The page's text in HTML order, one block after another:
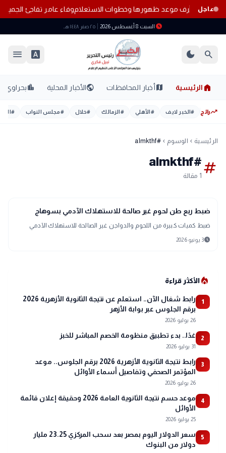
عاجل وفاء عامر تفاجئ
schedule السبت 8 أغسطس 2026 ٢٥ صفر ١٤٤٨ هـ
search
dark_mode
font_download
menu
home الرئيسية mapأخبار المحافظات publicالأخبار المحلية location_cityبحراوي
trending_upرائج #الخبر لايف #الأهلي #الزمالك #خلال #مجلس النواب #
الرئيسية chevron_left الوسوم chevron_left
#almkthf
tag
#almkthf
1 مقالة
map
أخبار المحافظات
ضبط ربع طن لحوم غير صالحة للاستهلاك الآدمي بسوهاج
ضبط كميات كبيرة من اللحوم والدواجن غير الصالحة للاستهلاك الآدمي
schedule3 يونيو 2026
local_fire_departmentالأكثر قراءة
1
رابط شغال الآن.. استعلم عن نتيجة الثانوية الأزهرية 2026
برقم الجلوس عبر بوابة الأزهر
26 يوليو 2026
2 غدًا.. بدء تطبيق منظومة الخصم المباشر للخبز
31 يوليو 2026
3
رابط نتيجة الثانوية الأزهرية 2026 برقم الجلوس.. موعد
المؤتمر الصحفي وتفاصيل أسماء الأوائل
26 يوليو 2026
4
موعد حسم نتيجة الثانوية العامة 2026 وحقيقة إعلان قائمة
الأوائل
25 يوليو 2026
5
سعر الدولار اليوم بمصر بعد سحب المركزي 23.25 مليار
دولار من البنوك